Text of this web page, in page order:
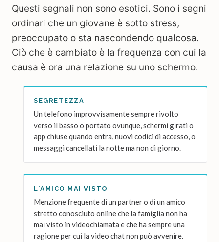
Questi segnali non sono esotici. Sono i segni
ordinari che un giovane è sotto stress,
preoccupato o sta nascondendo qualcosa.
Ciò che è cambiato è la frequenza con cui la
causa è ora una relazione su uno schermo.
SEGRETEZZA
Un telefono improvvisamente sempre rivolto
verso il basso o portato ovunque, schermi girati o
app chiuse quando entra, nuovi codici di accesso, o
messaggi cancellati la notte ma non di giorno.
L'AMICO MAI VISTO
Menzione frequente di un partner o di un amico
stretto conosciuto online che la famiglia non ha
mai visto in videochiamata e che ha sempre una
ragione per cui la video chat non può avvenire.